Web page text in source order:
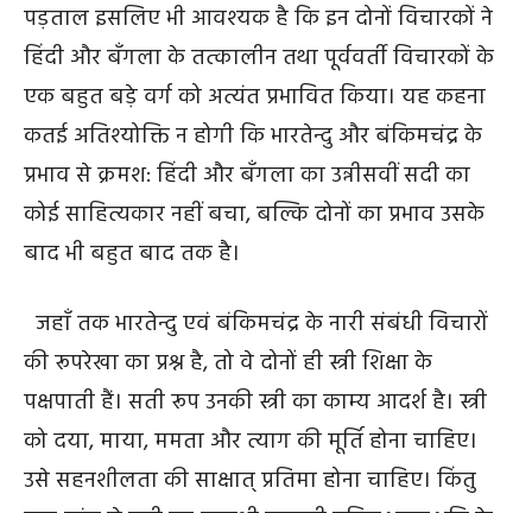
पड़ताल इसलिए भी आवश्यक है कि इन दोनों विचारकों ने
हिंदी और बँगला के तत्कालीन तथा पूर्ववर्ती विचारकों के
एक बहुत बड़े वर्ग को अत्यंत प्रभावित किया। यह कहना
कतई अतिश्योक्ति न होगी कि भारतेन्दु और बंकिमचंद्र के
प्रभाव से क्रमश: हिंदी और बँगला का उन्नीसवीं सदी का
कोई साहित्यकार नहीं बचा, बल्कि दोनों का प्रभाव उसके
बाद भी बहुत बाद तक है।
जहाँ तक भारतेन्दु एवं बंकिमचंद्र के नारी संबंधी विचारों
की रूपरेखा का प्रश्न है, तो वे दोनों ही स्त्री शिक्षा के
पक्षपाती हैं। सती रूप उनकी स्त्री का काम्य आदर्श है। स्त्री
को दया, माया, ममता और त्याग की मूर्ति होना चाहिए।
उसे सहनशीलता की साक्षात् प्रतिमा होना चाहिए। किंतु